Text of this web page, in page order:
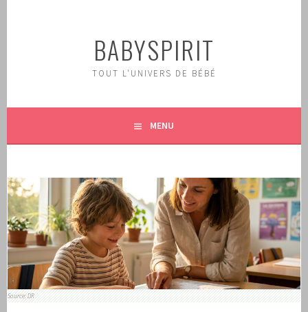
BABYSPIRIT
TOUT L'UNIVERS DE BÉBÉ
MENU
Source: DR